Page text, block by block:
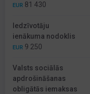
EUR 81 430
Iedzīvotāju
ienākuma nodoklis
EUR 9 250
Valsts sociālās
apdrošināšanas
obligātās iemaksas